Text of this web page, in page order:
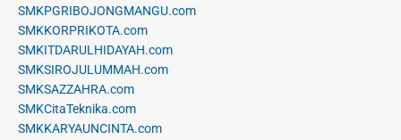
SMKPGRIBOJONGMANGU.com
SMKKORPRIKOTA.com
SMKITDARULHIDAYAH.com
SMKSIROJULUMMAH.com
SMKSAZZAHRA.com
SMKCitaTeknika.com
SMKKARYAUNCINTA.com